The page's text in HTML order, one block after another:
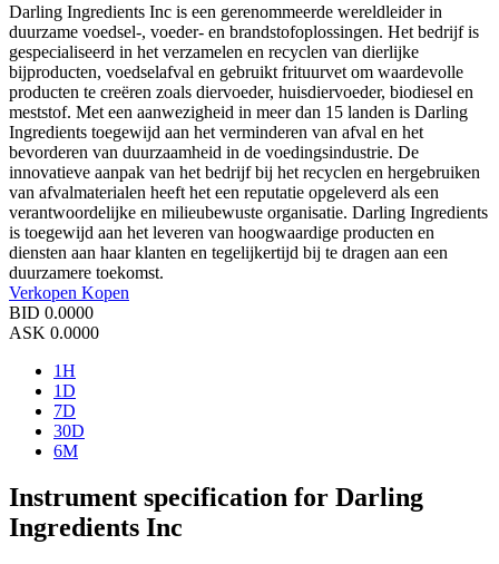
Darling Ingredients Inc is een gerenommeerde wereldleider in
duurzame voedsel-, voeder- en brandstofoplossingen. Het bedrijf is
gespecialiseerd in het verzamelen en recyclen van dierlijke
bijproducten, voedselafval en gebruikt frituurvet om waardevolle
producten te creëren zoals diervoeder, huisdiervoeder, biodiesel en
meststof. Met een aanwezigheid in meer dan 15 landen is Darling
Ingredients toegewijd aan het verminderen van afval en het
bevorderen van duurzaamheid in de voedingsindustrie. De
innovatieve aanpak van het bedrijf bij het recyclen en hergebruiken
van afvalmaterialen heeft het een reputatie opgeleverd als een
verantwoordelijke en milieubewuste organisatie. Darling Ingredients
is toegewijd aan het leveren van hoogwaardige producten en
diensten aan haar klanten en tegelijkertijd bij te dragen aan een
duurzamere toekomst.
Verkopen Kopen
BID 0.0000
ASK 0.0000
1H
1D
7D
30D
6M
Instrument specification for Darling
Ingredients Inc